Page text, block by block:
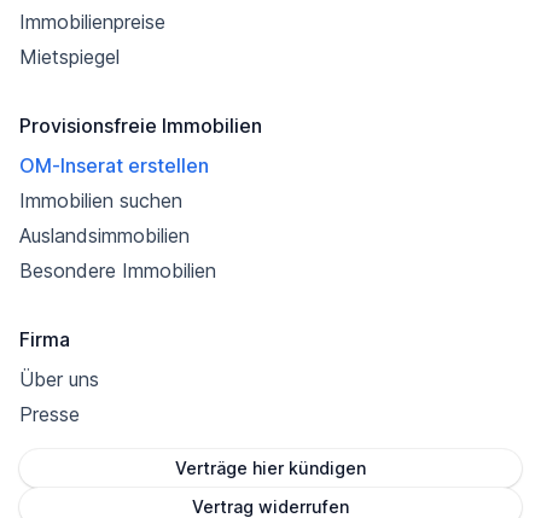
Immobilienpreise
Mietspiegel
Provisionsfreie Immobilien
OM-Inserat erstellen
Immobilien suchen
Auslandsimmobilien
Besondere Immobilien
Firma
Über uns
Presse
Verträge hier kündigen
Vertrag widerrufen